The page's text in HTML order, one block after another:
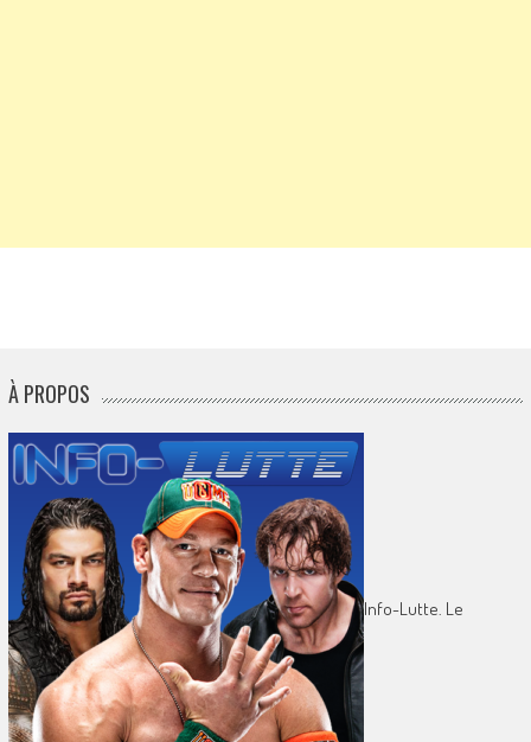
À PROPOS
Info-Lutte. Le